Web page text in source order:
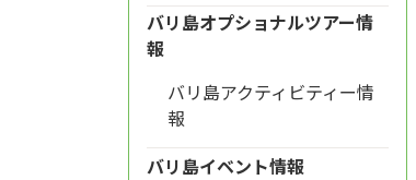
バリ島オプショナルツアー情
報
バリ島アクティビティー情
報
バリ島イベント情報